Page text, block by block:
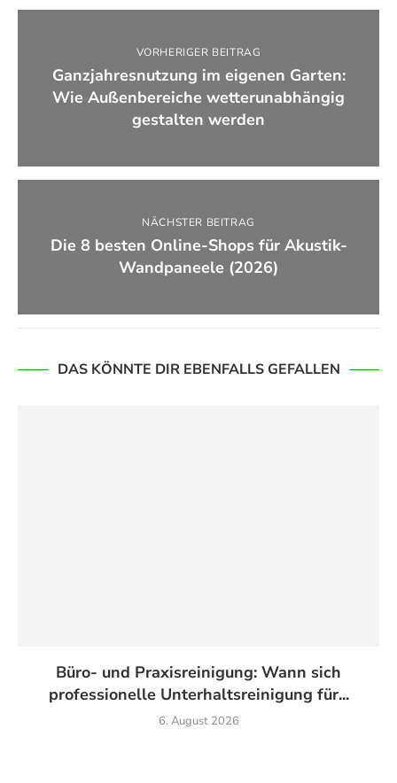
VORHERIGER BEITRAG
Ganzjahresnutzung im eigenen Garten:
Wie Außenbereiche wetterunabhängig
gestalten werden
NÄCHSTER BEITRAG
Die 8 besten Online-Shops für Akustik-
Wandpaneele (2026)
DAS KÖNNTE DIR EBENFALLS GEFALLEN
Büro- und Praxisreinigung: Wann sich
professionelle Unterhaltsreinigung für...
6. August 2026